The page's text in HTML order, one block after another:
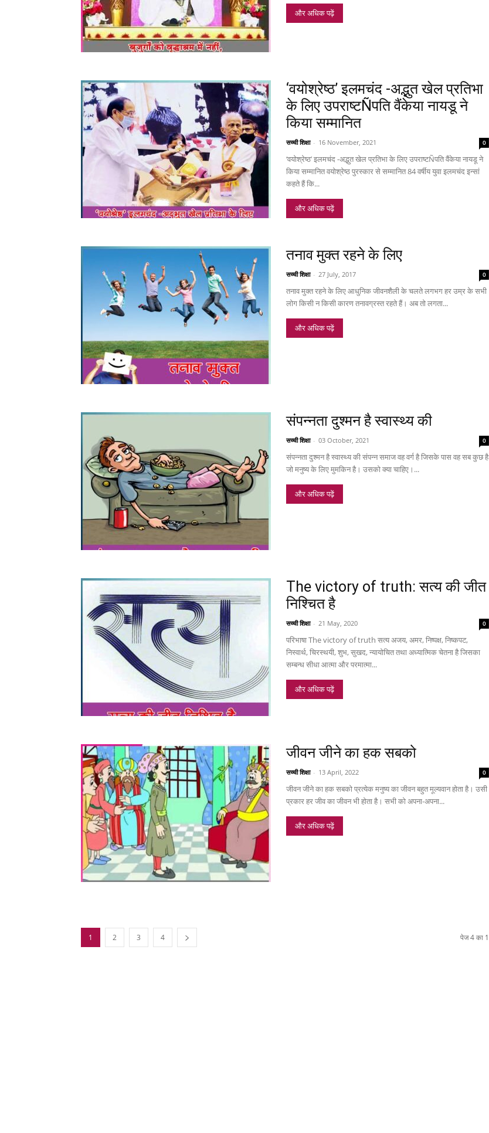
और अधिक पढ़ें
‘वयोश्रेष्ठ’ इलमचंद -अद्भुत खेल प्रतिभा
के लिए उपराष्टÑपति वैंकेया नायडू ने
किया सम्मानित
सच्ची शिक्षा - 16 November, 2021 0
‘वयोश्रेष्ठ’ इलमचंद -अद्भुत खेल प्रतिभा के लिए उपराष्टÑपति वैंकेया नायडू ने
किया सम्मानित वयोश्रेष्ठ पुरस्कार से सम्मानित 84 वर्षीय युवा इलमचंद इन्सां
कहते हैं कि...
और अधिक पढ़ें
तनाव मुक्त रहने के लिए
सच्ची शिक्षा - 27 July, 2017 0
तनाव मुक्त रहने के लिए आधुनिक जीवनशैली के चलते लगभग हर उम्र के सभी
लोग किसी न किसी कारण तनावग्रस्त रहते हैं। अब तो लगता...
और अधिक पढ़ें
संपन्नता दुश्मन है स्वास्थ्य की
सच्ची शिक्षा - 03 October, 2021 0
संपन्नता दुश्मन है स्वास्थ्य की संपन्न समाज वह वर्ग है जिसके पास वह सब कुछ है
जो मनुष्य के लिए मुमकिन है। उसको क्या चाहिए।...
और अधिक पढ़ें
The victory of truth: सत्य की जीत
निश्चित है
सच्ची शिक्षा - 21 May, 2020 0
परिभाषा The victory of truth सत्य अजय, अमर, निष्पक्ष, निष्कपट,
निस्वार्थ, चिरस्थयी, शुभ, सुखद, न्यायोचित तथा अध्यात्मिक चेतना है जिसका
सम्बन्ध सीधा आत्मा और परमात्मा...
और अधिक पढ़ें
जीवन जीने का हक सबको
सच्ची शिक्षा - 13 April, 2022 0
जीवन जीने का हक सबको प्रत्येक मनुष्य का जीवन बहुत मूल्यवान होता है। उसी
प्रकार हर जीव का जीवन भी होता है। सभी को अपना-अपना...
और अधिक पढ़ें
1 2 3 4 पेज 4 का 1